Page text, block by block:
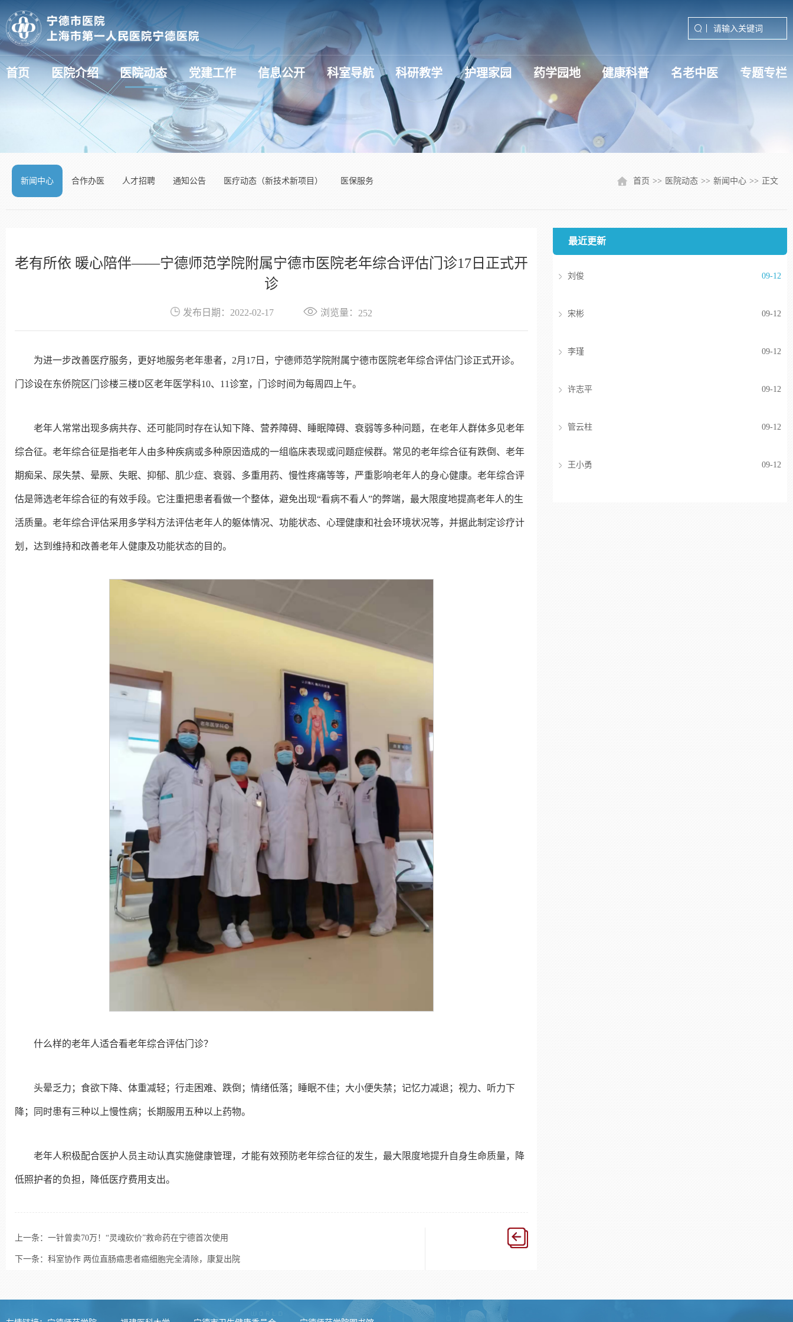
首页 医院介绍 医院动态 党建工作 信息公开 科室导航 科研教学 护理家园 药学园地 健康科普 名老中医 专题专栏
新闻中心 合作办医 人才招聘 通知公告 医疗动态（新技术新项目） 医保服务 首页 >> 医院动态 >> 新闻中心 >> 正文
老有所依 暖心陪伴——宁德师范学院附属宁德市医院老年综合评估门诊17日正式开
诊
发布日期：2022-02-17 浏览量： 252
为进一步改善医疗服务，更好地服务老年患者，2月17日，宁德师范学院附属宁德市医院老年综合评估门诊正式开诊。
门诊设在东侨院区门诊楼三楼D区老年医学科10、11诊室，门诊时间为每周四上午。
老年人常常出现多病共存、还可能同时存在认知下降、营养障碍、睡眠障碍、衰弱等多种问题，在老年人群体多见老年
综合征。老年综合征是指老年人由多种疾病或多种原因造成的一组临床表现或问题症候群。常见的老年综合征有跌倒、老年
期痴呆、尿失禁、晕厥、失眠、抑郁、肌少症、衰弱、多重用药、慢性疼痛等等，严重影响老年人的身心健康。老年综合评
估是筛选老年综合征的有效手段。它注重把患者看做一个整体，避免出现“看病不看人”的弊端，最大限度地提高老年人的生
活质量。老年综合评估采用多学科方法评估老年人的躯体情况、功能状态、心理健康和社会环境状况等，并据此制定诊疗计
划，达到维持和改善老年人健康及功能状态的目的。
什么样的老年人适合看老年综合评估门诊？
头晕乏力；食欲下降、体重减轻；行走困难、跌倒；情绪低落；睡眠不佳；大小便失禁；记忆力减退；视力、听力下
降；同时患有三种以上慢性病；长期服用五种以上药物。
老年人积极配合医护人员主动认真实施健康管理，才能有效预防老年综合征的发生，最大限度地提升自身生命质量，降
低照护者的负担，降低医疗费用支出。
上一条： 一针曾卖70万！“灵魂砍价”救命药在宁德首次使用
下一条： 科室协作 两位直肠癌患者癌细胞完全清除，康复出院
最近更新
刘俊 09-12
宋彬 09-12
李瑾 09-12
许志平 09-12
管云柱 09-12
王小勇 09-12